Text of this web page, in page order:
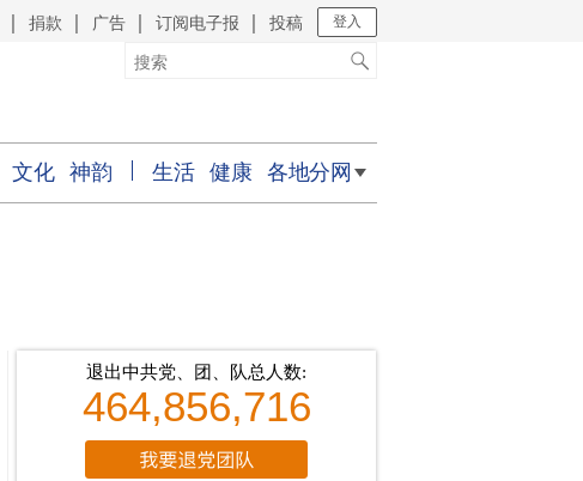
捐款 广告 订阅电子报 投稿 登入
文化 神韵 生活 健康 各地分网
退出中共党、团、队总人数:
464,856,716